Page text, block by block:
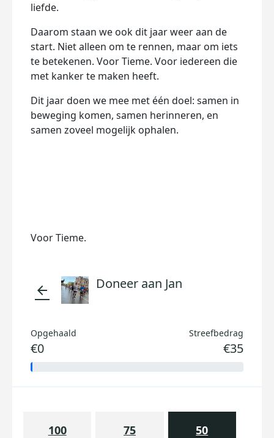
liefde.
Daarom staan we ook dit jaar weer aan de
start. Niet alleen om te rennen, maar om iets
te betekenen. Voor Tieme. Voor iedereen die
met kanker te maken heeft.
Dit jaar doen we mee met één doel: samen in
beweging komen, samen herinneren, en
samen zoveel mogelijk ophalen.
Voor Tieme.
arrow_back Doneer aan Jan
Opgehaald
€0
Streefbedrag
€35
100 75 50